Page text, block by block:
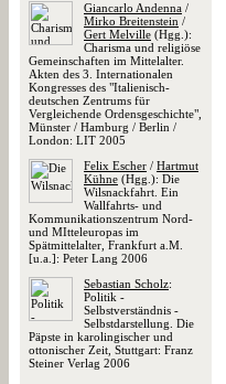
Giancarlo Andenna /
Mirko Breitenstein /
Gert Melville (Hgg.):
Charisma und religiöse
Gemeinschaften im Mittelalter.
Akten des 3. Internationalen
Kongresses des "Italienisch-
deutschen Zentrums für
Vergleichende Ordensgeschichte",
Münster / Hamburg / Berlin /
London: LIT 2005
Felix Escher / Hartmut
Kühne (Hgg.): Die
Wilsnackfahrt. Ein
Wallfahrts- und
Kommunikationszentrum Nord-
und MItteleuropas im
Spätmittelalter, Frankfurt a.M.
[u.a.]: Peter Lang 2006
Sebastian Scholz:
Politik -
Selbstverständnis -
Selbstdarstellung. Die
Päpste in karolingischer und
ottonischer Zeit, Stuttgart: Franz
Steiner Verlag 2006